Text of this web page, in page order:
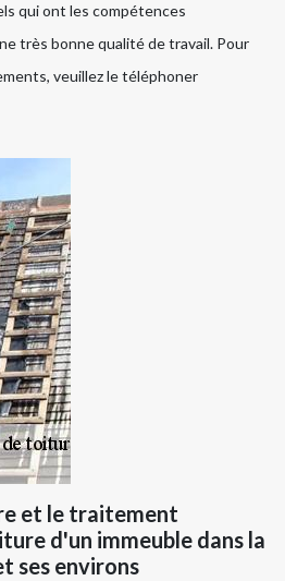
qui ont les compétences
très bonne qualité de travail. Pour
veuillez le téléphoner
et le traitement
d'un immeuble dans la
ses environs